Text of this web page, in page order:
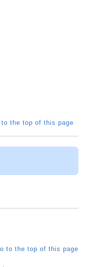
to the top of this page
to the top of this page